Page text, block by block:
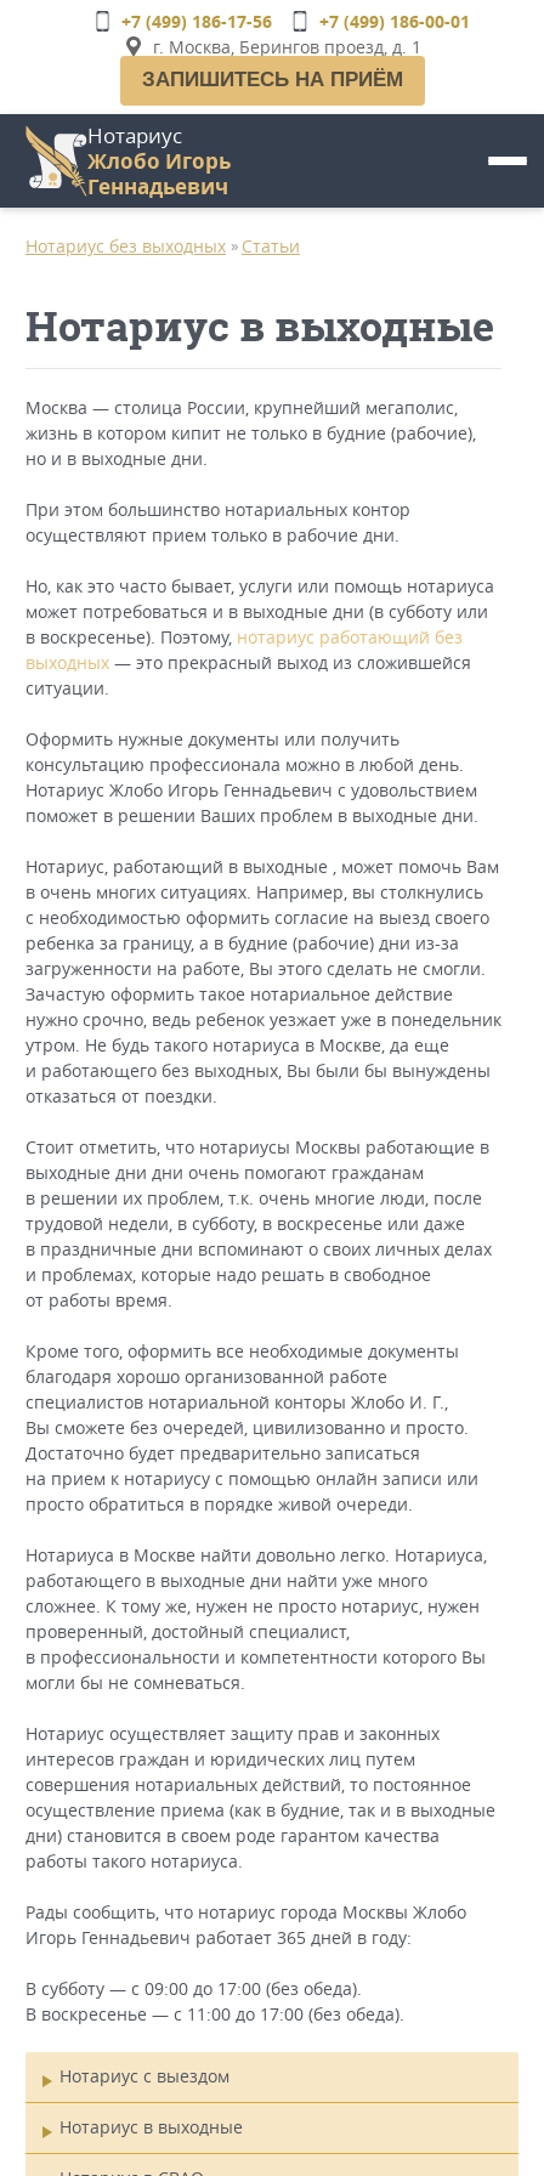
+7 (499) 186-17-56
+7 (499) 186-00-01
г. Москва, Берингов проезд, д. 1
ЗАПИШИТЕСЬ НА ПРИЁМ
Нотариус
Жлобо Игорь
Геннадьевич
Нотариус без выходных » Статьи
Нотариус в выходные
Москва — столица России, крупнейший мегаполис,
жизнь в котором кипит не только в будние (рабочие),
но и в выходные дни.
При этом большинство нотариальных контор
осуществляют прием только в рабочие дни.
Но, как это часто бывает, услуги или помощь нотариуса
может потребоваться и в выходные дни (в субботу или
в воскресенье). Поэтому, нотариус работающий без
выходных — это прекрасный выход из сложившейся
ситуации.
Оформить нужные документы или получить
консультацию профессионала можно в любой день.
Нотариус Жлобо Игорь Геннадьевич с удовольствием
поможет в решении Ваших проблем в выходные дни.
Нотариус, работающий в выходные , может помочь Вам
в очень многих ситуациях. Например, вы столкнулись
с необходимостью оформить согласие на выезд своего
ребенка за границу, а в будние (рабочие) дни из-за
загруженности на работе, Вы этого сделать не смогли.
Зачастую оформить такое нотариальное действие
нужно срочно, ведь ребенок уезжает уже в понедельник
утром. Не будь такого нотариуса в Москве, да еще
и работающего без выходных, Вы были бы вынуждены
отказаться от поездки.
Стоит отметить, что нотариусы Москвы работающие в
выходные дни дни очень помогают гражданам
в решении их проблем, т.к. очень многие люди, после
трудовой недели, в субботу, в воскресенье или даже
в праздничные дни вспоминают о своих личных делах
и проблемах, которые надо решать в свободное
от работы время.
Кроме того, оформить все необходимые документы
благодаря хорошо организованной работе
специалистов нотариальной конторы Жлобо И. Г.,
Вы сможете без очередей, цивилизованно и просто.
Достаточно будет предварительно записаться
на прием к нотариусу с помощью онлайн записи или
просто обратиться в порядке живой очереди.
Нотариуса в Москве найти довольно легко. Нотариуса,
работающего в выходные дни найти уже много
сложнее. К тому же, нужен не просто нотариус, нужен
проверенный, достойный специалист,
в профессиональности и компетентности которого Вы
могли бы не сомневаться.
Нотариус осуществляет защиту прав и законных
интересов граждан и юридических лиц путем
совершения нотариальных действий, то постоянное
осуществление приема (как в будние, так и в выходные
дни) становится в своем роде гарантом качества
работы такого нотариуса.
Рады сообщить, что нотариус города Москвы Жлобо
Игорь Геннадьевич работает 365 дней в году:
В субботу — с 09:00 до 17:00 (без обеда).
В воскресенье — с 11:00 до 17:00 (без обеда).
Главное
меню
Нотариус с выездом
Нотариус в выходные